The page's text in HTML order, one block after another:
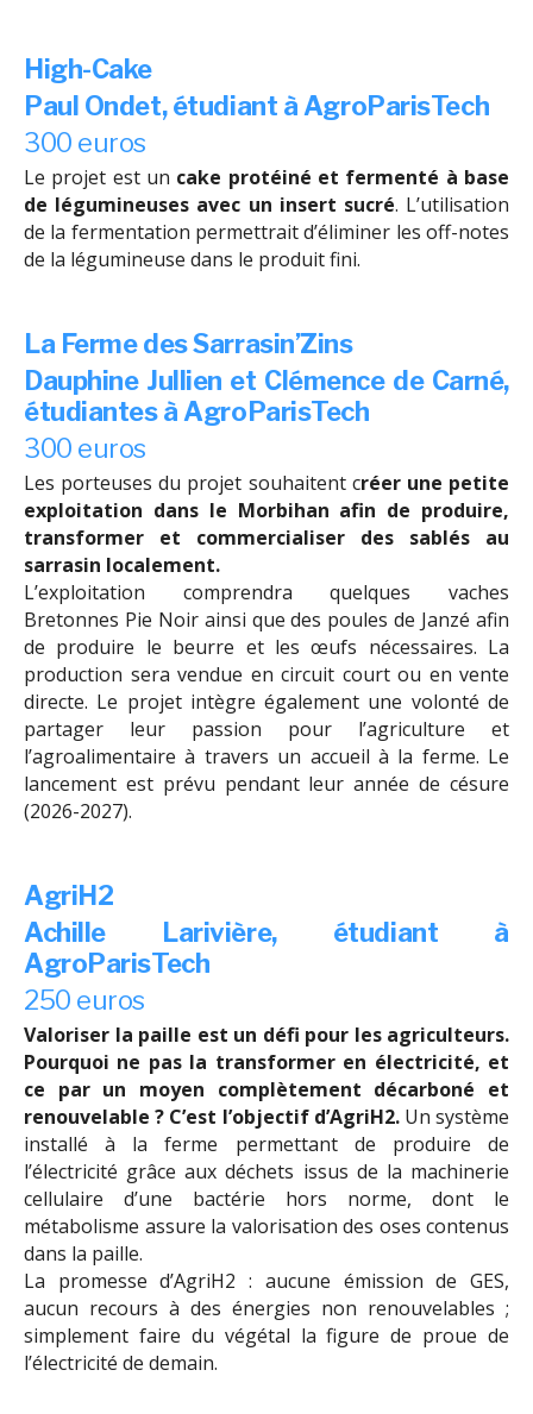
High-Cake
Paul Ondet, étudiant à AgroParisTech
300 euros
Le projet est un cake protéiné et fermenté à base
de légumineuses avec un insert sucré. L’utilisation
de la fermentation permettrait d’éliminer les off-notes
de la légumineuse dans le produit fini.
La Ferme des Sarrasin’Zins
Dauphine Jullien et Clémence de Carné,
étudiantes à AgroParisTech
300 euros
Les porteuses du projet souhaitent créer une petite
exploitation dans le Morbihan afin de produire,
transformer et commercialiser des sablés au
sarrasin localement.
L’exploitation comprendra quelques vaches
Bretonnes Pie Noir ainsi que des poules de Janzé afin
de produire le beurre et les œufs nécessaires. La
production sera vendue en circuit court ou en vente
directe. Le projet intègre également une volonté de
partager leur passion pour l’agriculture et
l’agroalimentaire à travers un accueil à la ferme. Le
lancement est prévu pendant leur année de césure
(2026-2027).
AgriH2
Achille Larivière, étudiant à
AgroParisTech
250 euros
Valoriser la paille est un défi pour les agriculteurs.
Pourquoi ne pas la transformer en électricité, et
ce par un moyen complètement décarboné et
renouvelable ? C’est l’objectif d’AgriH2. Un système
installé à la ferme permettant de produire de
l’électricité grâce aux déchets issus de la machinerie
cellulaire d’une bactérie hors norme, dont le
métabolisme assure la valorisation des oses contenus
dans la paille.
La promesse d’AgriH2 : aucune émission de GES,
aucun recours à des énergies non renouvelables ;
simplement faire du végétal la figure de proue de
l’électricité de demain.